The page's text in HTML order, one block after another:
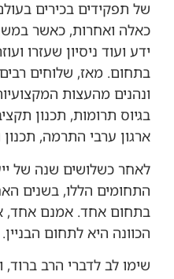
של תפקידים בכירים
כאלה ואחרות, כאשר
ידע ועוד ניסיון שעזרו
בתחום. מאז, שלוחים
ונהנים מהעצות
בגיוס תרומות, תכנון
ארגון ערבי התרמה, תכנון
לאחר כשלושים שנה של
התחומים הללו, בשנים
בתחום אחד. אמנם אחד,
הכוונה היא לתחום הבניין.
שימו לב לדברי הרב